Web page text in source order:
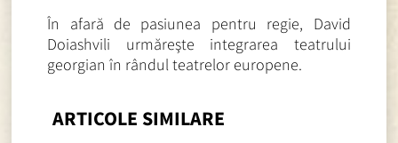
În afară de pasiunea pentru regie, David
Doiashvili urmăreşte integrarea teatrului
georgian în rândul teatrelor europene.
ARTICOLE SIMILARE